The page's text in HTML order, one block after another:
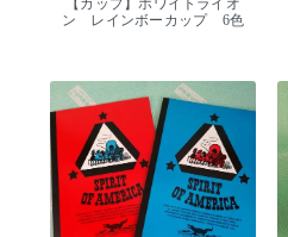
ン レインボーカップ 6色